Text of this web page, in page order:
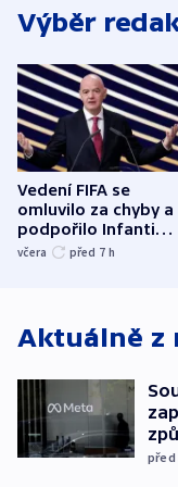
Výběr
Vedení FIFA se
omluvilo za chyby a
podpořilo Infantina.
UEFA trvá na
včera před 7 h
Aktuálně z
před